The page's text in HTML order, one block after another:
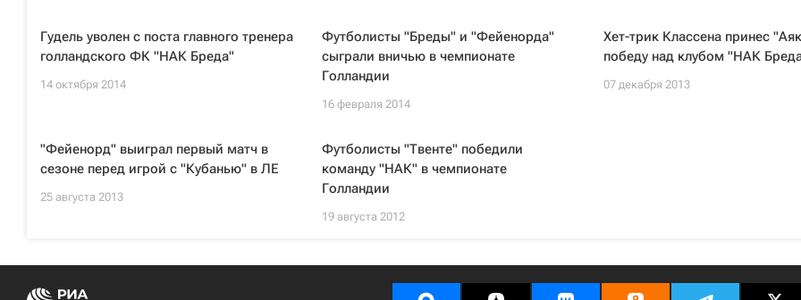
Гудель уволен с поста главного тренера
голландского ФК "НАК Бреда"
14 октября 2014
Футболисты "Бреды" и "Фейенорда"
сыграли вничью в чемпионате
Голландии
16 февраля 2014
Хет-трик Классена принес
победу над клубом "НАК
07 декабря 2013
"Фейенорд" выиграл первый матч в
сезоне перед игрой с "Кубанью" в ЛЕ
25 августа 2013
Футболисты "Твенте" победили
команду "НАК" в чемпионате
Голландии
19 августа 2012